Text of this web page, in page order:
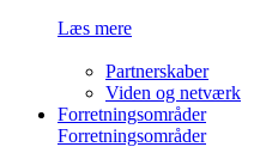
Læs mere
Partnerskaber
Viden og netværk
Forretningsområder
Forretningsområder